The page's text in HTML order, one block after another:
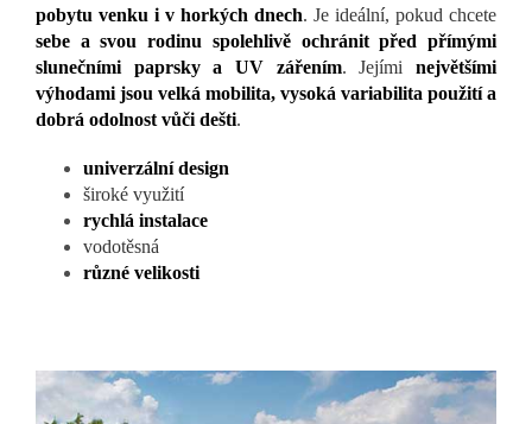
pobytu venku i v horkých dnech. Je ideální, pokud chcete
sebe a svou rodinu spolehlivě ochránit před přímými
slunečními paprsky a UV zářením. Jejíminejvětšími
výhodami jsou velká mobilita, vysoká variabilita použití a
dobrá odolnost vůči dešti.
univerzální design
široké využití
rychlá instalace
vodotěsná
různé velikosti